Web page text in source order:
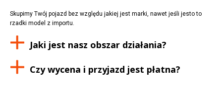
Skupimy Twój pojazd bez względu jakiej jest marki, nawet jeśli jesto to
rzadki model z importu.
Jaki jest nasz obszar działania?
Czy wycena i przyjazd jest płatna?